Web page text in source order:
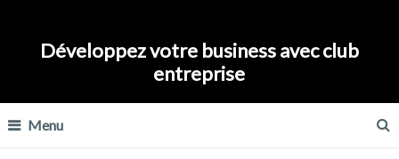
Développez votre business avec club
entreprise
Menu